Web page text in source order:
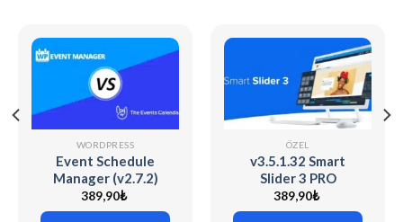
WORDPRESS
Event Schedule
Manager (v2.7.2)
The Events
Calendar
389,90₺
ÖZEL
v3.5.1.32 Smart
Slider 3 PRO
[WordPress] + 90
Demo Sliders
389,90₺